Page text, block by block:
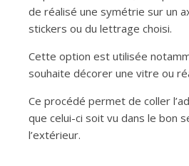
de réalisé une symétrie sur un
stickers ou du lettrage choisi.
Cette option est utilisée
souhaite décorer une vitre ou
Ce procédé permet de coller
que celui-ci soit vu dans le bon
l’extérieur.